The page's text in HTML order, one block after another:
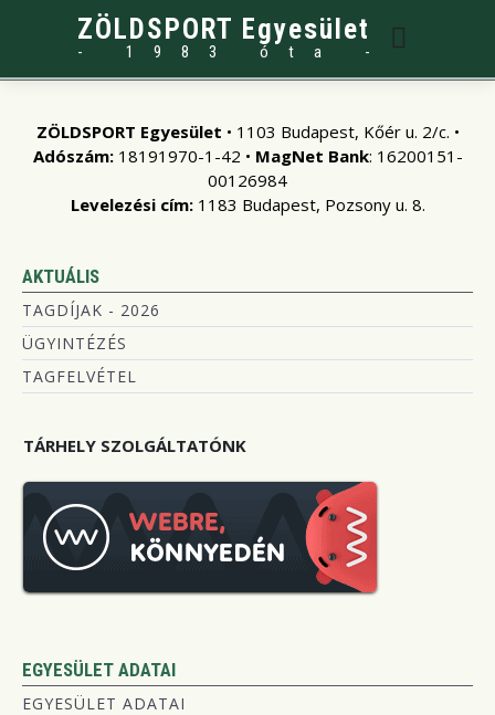
ZÖLDSPORT Egyesület
- 1983 óta -
ZÖLDSPORT Egyesület • 1103 Budapest, Kőér u. 2/c. •
Adószám:18191970-1-42 • MagNet Bank: 16200151-
00126984
Levelezési cím:1183 Budapest, Pozsony u. 8.
AKTUÁLIS
TAGDÍJAK - 2026
ÜGYINTÉZÉS
TAGFELVÉTEL
TÁRHELY SZOLGÁLTATÓNK
EGYESÜLET ADATAI
EGYESÜLET ADATAI